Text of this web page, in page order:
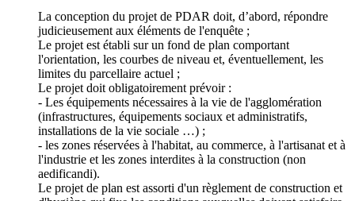
La conception du projet de PDAR doit, d’abord, répondre
judicieusement aux éléments de l'enquête ;
Le projet est établi sur un fond de plan comportant
l'orientation, les courbes de niveau et, éventuellement, les
limites du parcellaire actuel ;
Le projet doit obligatoirement prévoir :
- Les équipements nécessaires à la vie de l'agglomération
(infrastructures, équipements sociaux et administratifs,
installations de la vie sociale …) ;
- les zones réservées à l'habitat, au commerce, à l'artisanat et à
l'industrie et les zones interdites à la construction (non
aedificandi).
Le projet de plan est assorti d'un règlement de construction et